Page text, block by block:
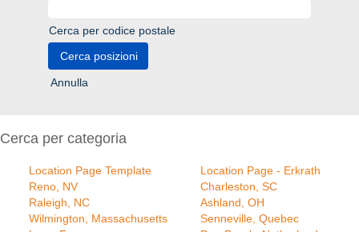
Cerca per codice postale
Annulla
Cerca per categoria
Location Page Template
Location Page - Erkrath
Reno, NV
Charleston, SC
Raleigh, NC
Ashland, OH
Wilmington, Massachusetts
Senneville, Quebec